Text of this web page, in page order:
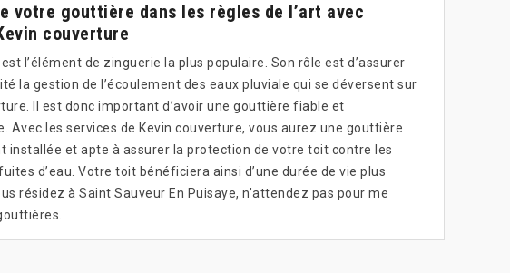
votre gouttière dans les règles de l’art avec
couverture
l’élément de zinguerie la plus populaire. Son rôle est d’assurer
la gestion de l’écoulement des eaux pluviale qui se déversent sur
Il est donc important d’avoir une gouttière fiable et
Avec les services de Kevin couverture, vous aurez une gouttière
installée et apte à assurer la protection de votre toit contre les
d’eau. Votre toit bénéficiera ainsi d’une durée de vie plus
résidez à Saint Sauveur En Puisaye, n’attendez pas pour me